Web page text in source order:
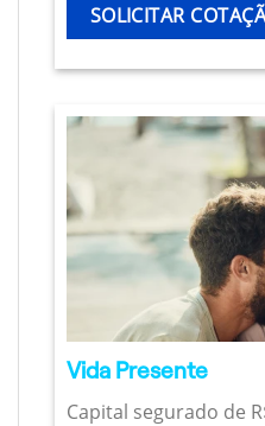
SOLICITAR
Vida Presente
Capital segurado de